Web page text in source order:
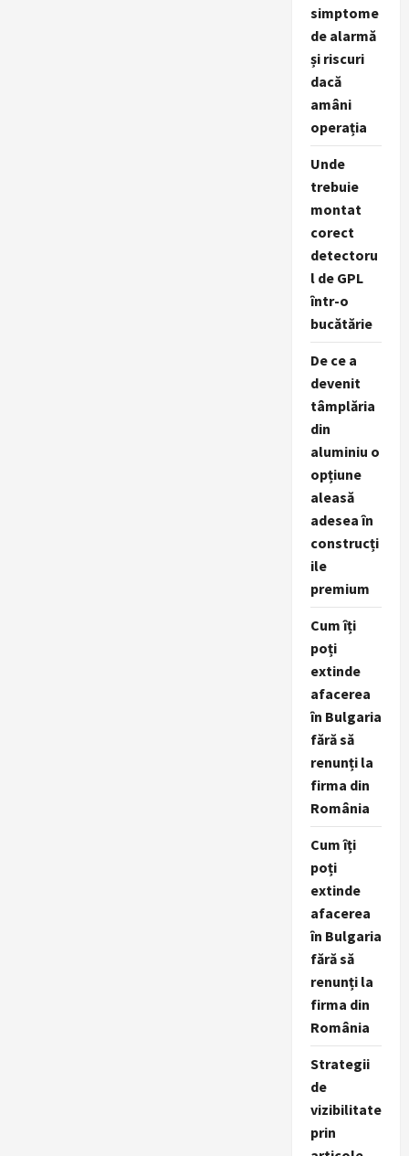
simptome
de alarmă
și riscuri
dacă
amâni
operația
Unde
trebuie
montat
corect
detectoru
l de GPL
într-o
bucătărie
De ce a
devenit
tâmplăria
din
aluminiu o
opțiune
aleasă
adesea în
construcți
ile
premium
Cum îți
poți
extinde
afacerea
în Bulgaria
fără să
renunți la
firma din
România
Cum îți
poți
extinde
afacerea
în Bulgaria
fără să
renunți la
firma din
România
Strategii
de
vizibilitate
prin